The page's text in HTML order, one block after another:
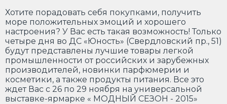
Хотите порадовать себя покупками, получить
море положительных эмоций и хорошего
настроения? У Вас есть такая возможность! Только
четыре дня во ДС «Юность» (Свердловский пр., 51)
будут представлены лучшие товары легкой
промышленности от российских и зарубежных
производителей, новинки парфюмерии и
косметики, а также продукты питания. Все это
ждет Вас с 26 по 29 ноября на универсальной
выставке-ярмарке « МОДНЫЙ СЕЗОН - 2015»